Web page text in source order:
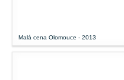
Malá cena Olomouce - 2013